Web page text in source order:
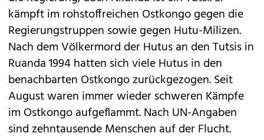
kämpft im rohstoffreichen Ostkongo gegen die
Regierungstruppen sowie gegen Hutu-Milizen.
Nach dem Völkermord der Hutus an den Tutsis in
Ruanda 1994 hatten sich viele Hutus in den
benachbarten Ostkongo zurückgezogen. Seit
August waren immer wieder schweren Kämpfe
im Ostkongo aufgeflammt. Nach UN-Angaben
sind zehntausende Menschen auf der Flucht.